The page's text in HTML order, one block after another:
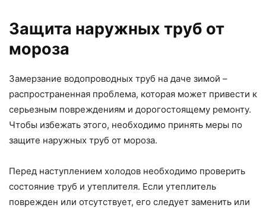
Защита наружных труб от
мороза
Замерзание водопроводных труб на даче зимой –
распространенная проблема, которая может привести к
серьезным повреждениям и дорогостоящему ремонту.
Чтобы избежать этого, необходимо принять меры по
защите наружных труб от мороза.
Перед наступлением холодов необходимо проверить
состояние труб и утеплителя. Если утеплитель
поврежден или отсутствует, его следует заменить или